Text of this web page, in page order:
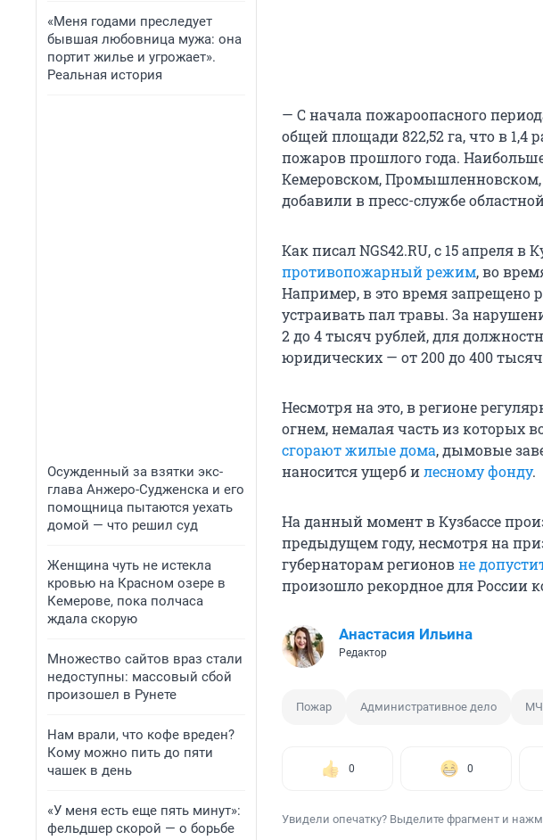
«Меня годами преследует
бывшая любовница мужа: она
портит жилье и угрожает».
Реальная история
Осужденный за взятки экс-
глава Анжеро-Судженска и его
помощница пытаются уехать
домой — что решил суд
Женщина чуть не истекла
кровью на Красном озере в
Кемерове, пока полчаса
ждала скорую
Множество сайтов враз стали
недоступны: массовый сбой
произошел в Рунете
Нам врали, что кофе вреден?
Кому можно пить до пяти
чашек в день
«У меня есть еще пять минут»:
фельдшер скорой — о борьбе
— С начала пожароопасного
общей площади 822,52 га, что в 1,4
пожаров прошлого года.
Кемеровском, Промышленновском,
добавили в пресс-службе
Как писал NGS42.RU, с 15 апреля в
противопожарный режим, во
Например, в это время запрещено
устраивать пал травы. За
2 до 4 тысяч рублей, для
юридических — от 200 до 400
Несмотря на это, в регионе
огнем, немалая часть из которых
сгорают жилые дома, дымовые
наносится ущерб илесному фонду.
На данный момент в Кузбассе
предыдущем году, несмотря на
губернаторам регионовне
произошло рекордное для России
Анастасия Ильина
Редактор
Пожар Административное дело
0 0
Увидели опечатку? Выделите фрагмент и